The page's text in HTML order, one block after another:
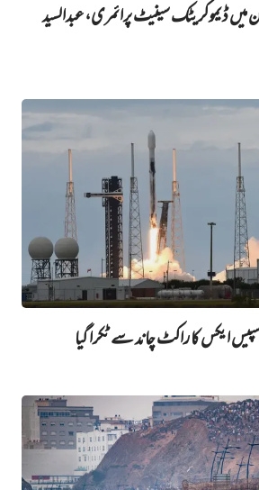
ڈیموکریٹک سینیٹ پرائمری، عبدالسید
ایکس کا راکٹ چاند سے ٹکرا گیا